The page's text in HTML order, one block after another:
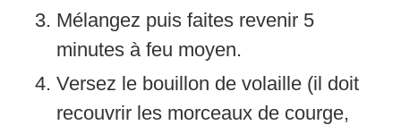
Mélangez puis faites revenir 5
minutes à feu moyen.
Versez le bouillon de volaille (il doit
recouvrir les morceaux de courge,